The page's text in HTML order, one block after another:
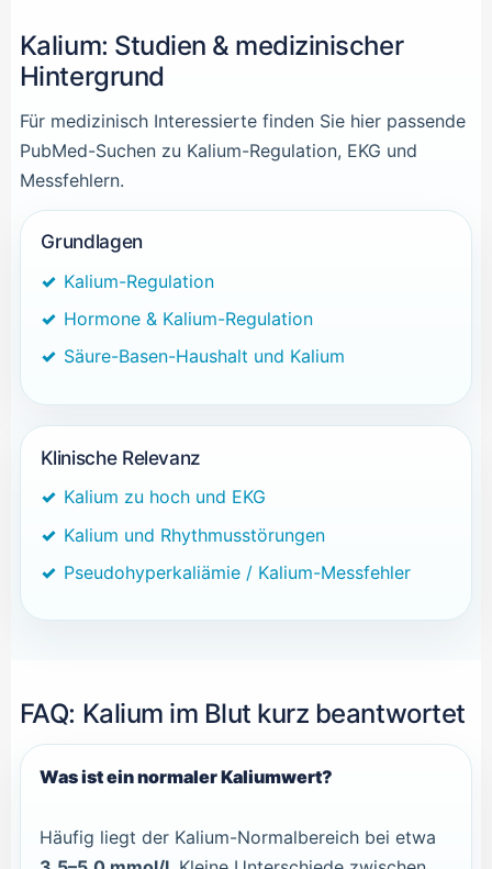
Kalium: Studien & medizinischer
Hintergrund
Für medizinisch Interessierte finden Sie hier passende
PubMed-Suchen zu Kalium-Regulation, EKG und
Messfehlern.
Grundlagen
Kalium-Regulation
Hormone & Kalium-Regulation
Säure-Basen-Haushalt und Kalium
Klinische Relevanz
Kalium zu hoch und EKG
Kalium und Rhythmusstörungen
Pseudohyperkaliämie / Kalium-Messfehler
FAQ: Kalium im Blut kurz beantwortet
Was ist ein normaler Kaliumwert?
Häufig liegt der Kalium-Normalbereich bei etwa